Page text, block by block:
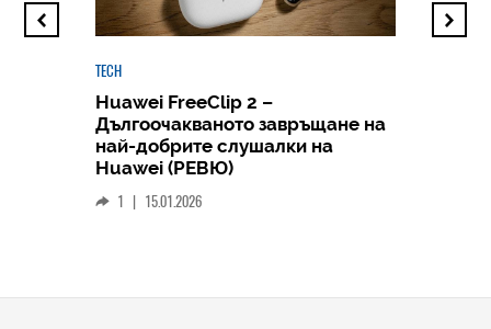
TECH
Huawei FreeClip 2 –
Дългоочакваното завръщане на
най-добрите слушалки на
Huawei (РЕВЮ)
1 | 15.01.2026